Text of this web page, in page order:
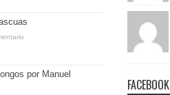
por Manuel
FACEBOOK